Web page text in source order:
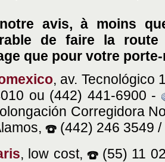
avis, à moins
de faire la
que pour votre
, av. Tecnológico
ou (442) 441-6900 -
Corregidora
(442) 246 3549
, low cost,
(55) 11